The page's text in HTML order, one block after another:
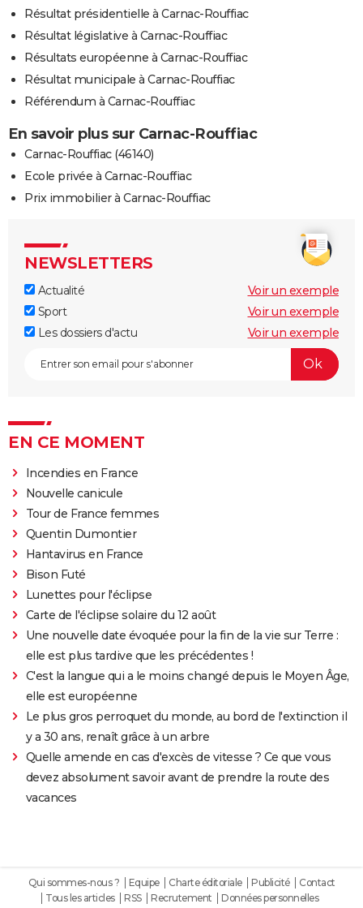
Résultat présidentielle à Carnac-Rouffiac
Résultat législative à Carnac-Rouffiac
Résultats européenne à Carnac-Rouffiac
Résultat municipale à Carnac-Rouffiac
Référendum à Carnac-Rouffiac
En savoir plus sur Carnac-Rouffiac
Carnac-Rouffiac (46140)
Ecole privée à Carnac-Rouffiac
Prix immobilier à Carnac-Rouffiac
NEWSLETTERS
Actualité
Voir un exemple
Sport
Voir un exemple
Les dossiers d'actu
Voir un exemple
EN CE MOMENT
Incendies en France
Nouvelle canicule
Tour de France femmes
Quentin Dumontier
Hantavirus en France
Bison Futé
Lunettes pour l'éclipse
Carte de l'éclipse solaire du 12 août
Une nouvelle date évoquée pour la fin de la vie sur Terre :
elle est plus tardive que les précédentes !
C'est la langue qui a le moins changé depuis le Moyen Âge,
elle est européenne
Le plus gros perroquet du monde, au bord de l'extinction il
y a 30 ans, renaît grâce à un arbre
Quelle amende en cas d'excès de vitesse ? Ce que vous
devez absolument savoir avant de prendre la route des
vacances
Qui sommes-nous ? Equipe Charte éditoriale Publicité
Contact
Tous les articles
RSS Recrutement
Données personnelles